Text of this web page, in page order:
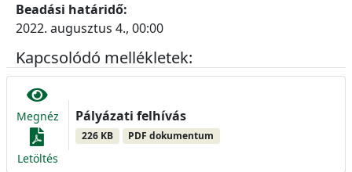
Beadási határidő:
2022. augusztus 4., 00:00
Kapcsolódó mellékletek:
Megnéz
Letöltés
Pályázati felhívás
226 KB PDF dokumentum